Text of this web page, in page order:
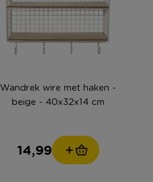
Wandrek wire met haken -
beige - 40x32x14 cm
14,99